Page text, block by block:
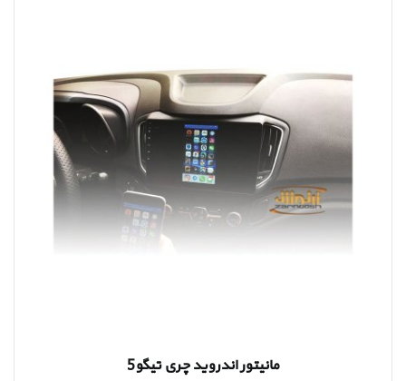
مانیتور اندروید چری تیگو5